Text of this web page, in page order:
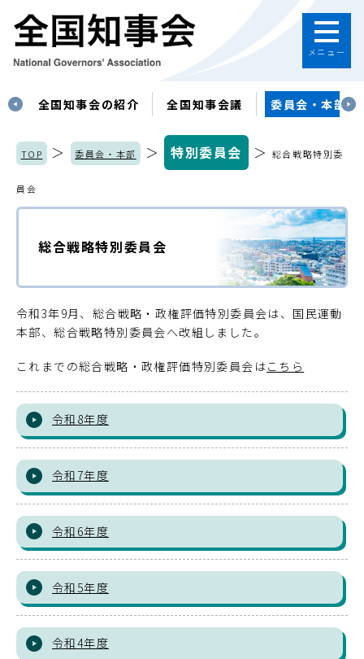
メニュー
全国知事会の紹介 全国知事会議 委員会・本部
TOP ＞ 委員会・本部 ＞ 特別委員会 ＞ 総合戦略特別委
員会
総合戦略特別委員会
令和3年9月、総合戦略・政権評価特別委員会は、国民運動
本部、総合戦略特別委員会へ改組しました。
これまでの総合戦略・政権評価特別委員会はこちら
令和8年度
令和7年度
令和6年度
令和5年度
令和4年度